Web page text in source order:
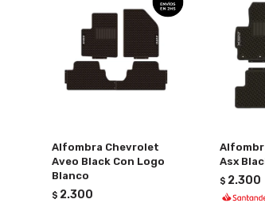
Alfombra Chevrolet
Aveo Black Con Logo
Blanco
$ 2.300
Asx
$ 2.300